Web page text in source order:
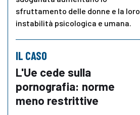
sfruttamento delle donne e la loro
instabilità psicologica e umana.
IL CASO
L'Ue cede sulla
pornografia: norme
meno restrittive